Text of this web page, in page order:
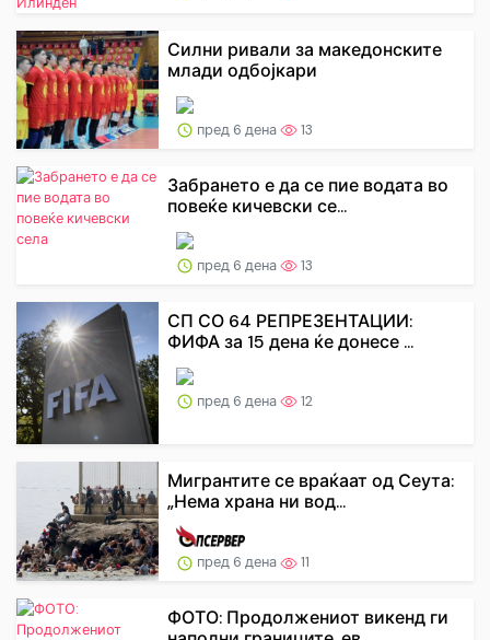
Силни ривали за македонските
млади одбојкари
пред 6 дена 13
Забрането е да се пие водата во
повеќе кичевски се...
пред 6 дена 13
СП СО 64 РЕПРЕЗЕНТАЦИИ:
ФИФА за 15 дена ќе донесе ...
пред 6 дена 12
Мигрантите се враќаат од Сеута:
„Нема храна ни вод...
пред 6 дена 11
ФОТО: Продолжениот викенд ги